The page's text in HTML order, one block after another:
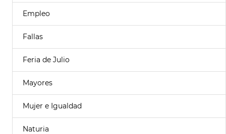
Empleo
Fallas
Feria de Julio
Mayores
Mujer e Igualdad
Naturia